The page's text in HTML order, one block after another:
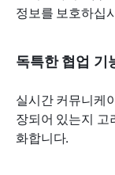
정보를 보호하십
독특한 협업 기
실시간 커뮤니케
장되어 있는지 고
화합니다.